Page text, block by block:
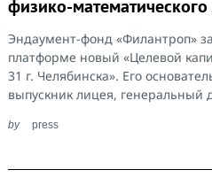
физико-
Эндаумент-фонд «Филантроп»
платформе новый «Целевой
31 г. Челябинска». Его
выпускник лицея, генеральный
by press
Search
for: